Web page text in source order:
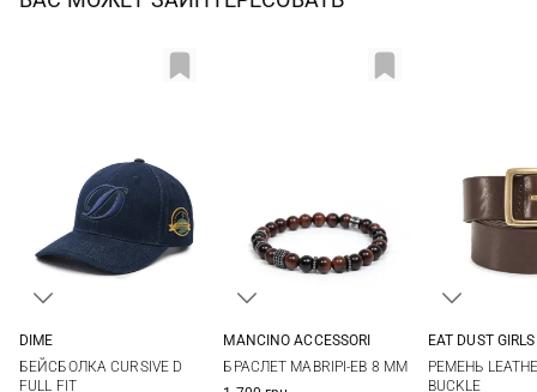
DIME
БЕЙСБОЛКА CURSIVE D
FULL FIT
MANCINO ACCESSORI
БРАСЛЕТ MABRIPI-EB 8 MM
EAT DUST
РЕМЕНЬ
BUCKLE